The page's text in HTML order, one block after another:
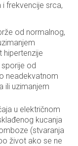
frekvencije srca,
od normalnog,
hipertenzije
od
neadekvatnom
ili uzimanjem
u električnom
kucanja
(stvaranja
život ako se ne